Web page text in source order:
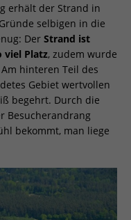
erhält der Strand in
selbigen in die
Der Strand ist
viel Platz, zudem wurde
hinteren Teil des
Gebiet wertvollen
begehrt. Durch die
Besucherandrang
bekommt, man liege